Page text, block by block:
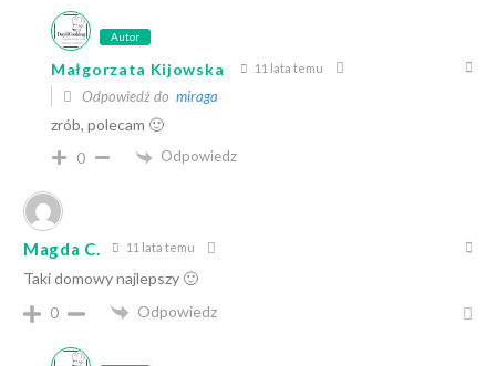
Autor
Małgorzata Kijowska 11 lata temu
Odpowiedź do miraga
zrób, polecam 🙂
0 Odpowiedz
Magda C. 11 lata temu
Taki domowy najlepszy 🙂
0
Odpowiedz